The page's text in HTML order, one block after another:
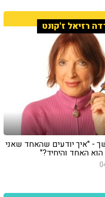
רזיאל ז'קונט
- "איך יודעים שהאחד שאני
הוא האחד והיחיד?"